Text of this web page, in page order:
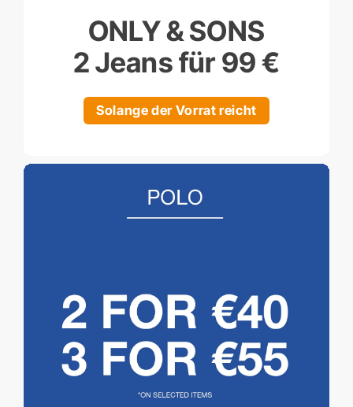
ONLY & SONS
2 Jeans für 99 €
Solange der Vorrat reicht